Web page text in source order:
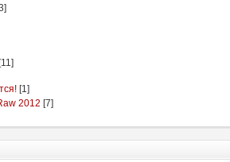
]
[11]
[1]
2012 [7]